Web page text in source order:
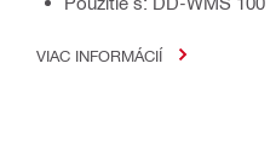
VIAC INFORMÁCIÍ